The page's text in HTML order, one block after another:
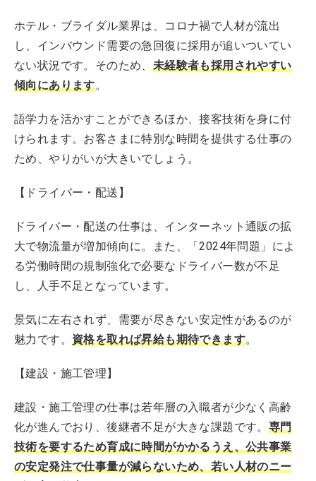
ホテル・ブライダル業界は、コロナ禍で人材が流出
し、インバウンド需要の急回復に採用が追いついてい
ない状況です。そのため、 未経験者も採用されやすい
傾向にあります。
語学力を活かすことができるほか、接客技術を身に付
けられます。お客さまに特別な時間を提供する仕事の
ため、やりがいが大きいでしょう。
【ドライバー・配送】
ドライバー・配送の仕事は、インターネット通販の拡
大で物流量が増加傾向に。また、「2024年問題」によ
る労働時間の規制強化で必要なドライバー数が不足
し、人手不足となっています。
景気に左右されず、需要が尽きない安定性があるのが
魅力です。 資格を取れば昇給も期待できます。
【建設・施工管理】
建設・施工管理の仕事は若年層の入職者が少なく高齢
化が進んでおり、後継者不足が大きな課題です。 専門
技術を要するため育成に時間がかかるうえ、公共事業
の安定発注で仕事量が減らないため、若い人材のニー